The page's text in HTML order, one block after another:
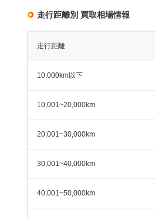
走行距離別 買取相場情報
走行距離
10,000km以下
10,001~20,000km
20,001~30,000km
30,001~40,000km
40,001~50,000km